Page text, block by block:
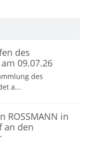
des
09.07.26
des
a...
ROSSMANN in
an den